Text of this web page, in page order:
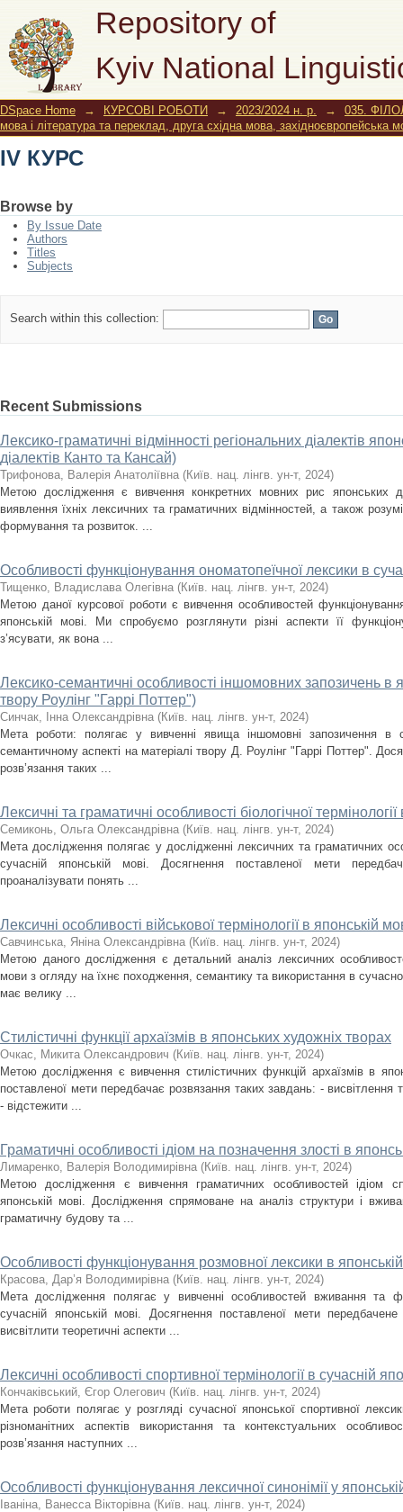
Repository of
Kyiv National
IV КУРС
DSpace Home → КУРСОВІ РОБОТИ → 2023/2024 н. р. →
035.
мова і література та переклад, друга східна мова, західноєвропейська
IV КУРС
Browse by
By Issue Date
Authors
Titles
Subjects
Search within this collection:
Recent Submissions
Лексико-граматичні відмінності регіональних діалектів
діалектів Канто та Кансай)
Трифонова, Валерія Анатоліївна (Київ. нац. лінгв. ун-т, 2024)
Метою дослідження є вивчення конкретних мовних рис японських
виявлення їхніх лексичних та граматичних відмінностей, а також
формування та розвиток. ...
Особливості функціонування ономатопеїчної лексики в
Тищенко, Владислава Олегівна (Київ. нац. лінгв. ун-т, 2024)
Метою даної курсової роботи є вивчення особливостей
японській мові. Ми спробуємо розглянути різні аспекти її
з’ясувати, як вона ...
Лексико-семантичні особливості іншомовних запозичень в
твору Роулінг "Гаррі Поттер")
Синчак, Інна Олександрівна (Київ. нац. лінгв. ун-т, 2024)
Мета роботи: полягає у вивченні явища іншомовні запозичення в
семантичному аспекті на матеріалі твору Д. Роулінг "Гаррі Поттер".
розв’язання таких ...
Лексичні та граматичні особливості біологічної
Семиконь, Ольга Олександрівна (Київ. нац. лінгв. ун-т, 2024)
Мета дослідження полягає у дослідженні лексичних та граматичних
сучасній японській мові. Досягнення поставленої мети
проаналізувати понять ...
Лексичні особливості військової термінології в японській
Савчинська, Яніна Олександрівна (Київ. нац. лінгв. ун-т, 2024)
Метою даного дослідження є детальний аналіз лексичних
мови з огляду на їхнє походження, семантику та використання в
має велику ...
Стилістичні функції архаїзмів в японських художніх творах
Очкас, Микита Олександрович (Київ. нац. лінгв. ун-т, 2024)
Метою дослідження є вивчення стилістичних функцій архаїзмів в
поставленої мети передбачає розвязання таких завдань: - висвітлення
- відстежити ...
Граматичні особливості ідіом на позначення злості в
Лимаренко, Валерія Володимирівна (Київ. нац. лінгв. ун-т, 2024)
Метою дослідження є вивчення граматичних особливостей ідіом
японській мові. Дослідження спрямоване на аналіз структури і
граматичну будову та ...
Особливості функціонування розмовної лексики в
Красова, Дар’я Володимирівна (Київ. нац. лінгв. ун-т, 2024)
Мета дослідження полягає у вивченні особливостей вживання та
сучасній японській мові. Досягнення поставленої мети
висвітлити теоретичні аспекти ...
Лексичні особливості спортивної термінології в сучасній
Кончаківський, Єгор Олегович (Київ. нац. лінгв. ун-т, 2024)
Мета роботи полягає у розгляді сучасної японської спортивної
різноманітних аспектів використання та контекстуальних
розв’язання наступних ...
Особливості функціонування лексичної синонімії у
Іваніна, Ванесса Вікторівна (Київ. нац. лінгв. ун-т, 2024)